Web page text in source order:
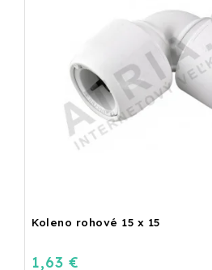
Koleno rohové 15 x 15
1,63 €